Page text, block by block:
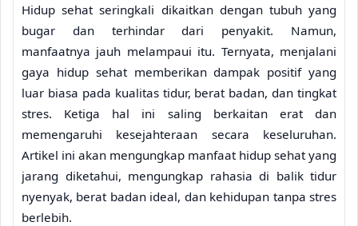
Hidup sehat seringkali dikaitkan dengan tubuh yang
bugar dan terhindar dari penyakit. Namun,
manfaatnya jauh melampaui itu. Ternyata, menjalani
gaya hidup sehat memberikan dampak positif yang
luar biasa pada kualitas tidur, berat badan, dan tingkat
stres. Ketiga hal ini saling berkaitan erat dan
memengaruhi kesejahteraan secara keseluruhan.
Artikel ini akan mengungkap manfaat hidup sehat yang
jarang diketahui, mengungkap rahasia di balik tidur
nyenyak, berat badan ideal, dan kehidupan tanpa stres
berlebih.